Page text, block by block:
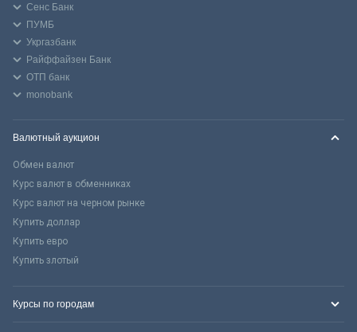
Сенс Банк
ПУМБ
Укргазбанк
Райффайзен Банк
ОТП банк
monobank
Валютный аукцион
Обмен валют
Курс валют в обменниках
Курс валют на черном рынке
Купить доллар
Купить евро
Купить злотый
Курсы по городам